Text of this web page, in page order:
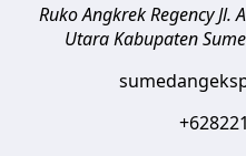
Ruko Angkrek Regency Jl.
Utara Kabupaten